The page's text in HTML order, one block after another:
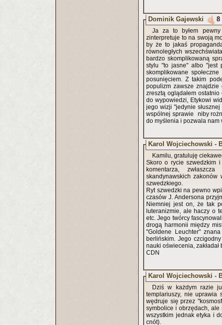
Dominik Gajewski 8
Ja za to byłem
zinterpretuje to na swoją
by że to jakaś
równoległych
bardzo skomplikowaną
stylu "to jasne" albo "jest
skomplikowane
posunięciem. Z takim
populizm zawsze znajdzie
zresztą oglądałem
do wypowiedzi, Etykowi
jego wizji "jedynie
wspólnej sprawie niby
do myślenia i pozwala nam
Karol Wojciechowski -
Kamilu, gratuluję
Skoro o rycie szwedzkim
komentarza,
skandynawskich zakonów
szwedzkiego.
Ryt szwedzki na pewno
czasów J. Andersona
Niemniej jest on, że tak
luteranizmie, ale haczy o
etc. Jego twórcy
drogą harmonii między
"Goldene Leuchter"
berlińskim. Jego
nauki oświecenia,
CDN
Karol Wojciechowski -
Dziś w każdym razie
templariuszy, nie uprawia
wędruje się przez
symbolice i obrzędach, ale
wszystkim jednak etyka i
cnót).